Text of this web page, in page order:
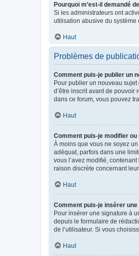
Pourquoi m’est-il demandé
Si les administrateurs ont
utilisation abusive du système
Haut
Problèmes de
Comment puis-je publier un
Pour publier un nouveau
d’être inscrit avant de
dans ce forum, vous pouvez
Haut
Comment puis-je modifier
À moins que vous ne soyez
adéquat, parfois dans une
vous l’avez modifié,
raison discrète concernant
Haut
Comment puis-je insérer
Pour insérer une signature à
depuis le formulaire de
de l’utilisateur. Si vous
Haut